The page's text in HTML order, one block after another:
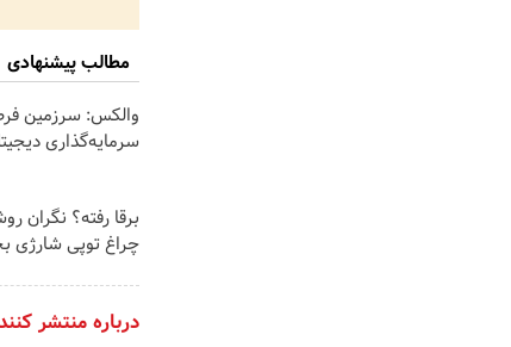
مطالب پیشنهادی
والکس: سرزمین
سرمایه‌گذاری
برقا رفته؟ نگران
چراغ توپی شارژی
درباره منتشر